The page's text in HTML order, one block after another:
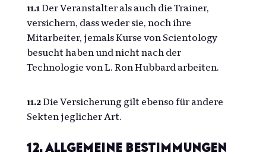
11.1Der Veranstalter als auch die Trainer,
versichern, dass weder sie, noch ihre
Mitarbeiter, jemals Kurse von Scientology
besucht haben und nicht nach der
Technologie von L. Ron Hubbard arbeiten.
11.2Die Versicherung gilt ebenso für andere
Sekten jeglicher Art.
12. Allgemeine Bestimmungen